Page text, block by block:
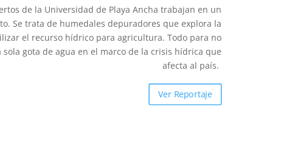
de la Universidad de Playa Ancha trabajan en un
Se trata de humedales depuradores que explora la
el recurso hídrico para agricultura. Todo para no
gota de agua en el marco de la crisis hídrica que
afecta al país.
Ver Reportaje